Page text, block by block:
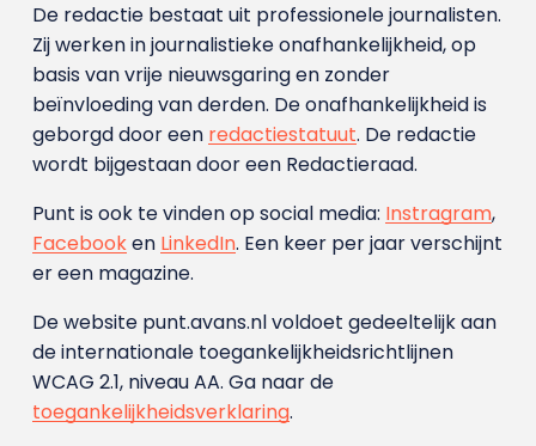
De redactie bestaat uit professionele journalisten.
Zij werken in journalistieke onafhankelijkheid, op
basis van vrije nieuwsgaring en zonder
beïnvloeding van derden. De onafhankelijkheid is
geborgd door een redactiestatuut. De redactie
wordt bijgestaan door een Redactieraad.
Punt is ook te vinden op social media: Instragram,
Facebooken LinkedIn. Een keer per jaar verschijnt
er een magazine.
De website punt.avans.nl voldoet gedeeltelijk aan
de internationale toegankelijkheidsrichtlijnen
WCAG 2.1, niveau AA. Ga naar de
toegankelijkheidsverklaring.